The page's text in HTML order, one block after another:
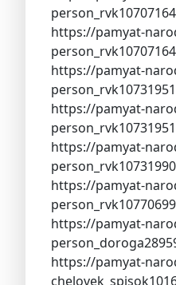
https://pamyat-
https://pamyat-
https://pamyat-
https://pamyat-
https://pamyat-
https://pamyat-
https://pamyat-